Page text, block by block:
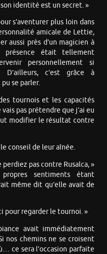
identité est un secret. »
s’aventurer plus loin dans
amicale de Lettie,
aussi près d’un magicien à
présence était tellement
personnellement si
c’est grâce à
pu se parler.
tournois et les capacités
pas prétendre que j’ai eu
modifier le résultat contre
conseil de leur aînée.
pas contre Rusalca, »
sentiments étant
même dit qu’elle avait de
pour regarder le tournoi. »
avait immédiatement
nos chemins ne se croisent
ce sera l’occasion parfaite